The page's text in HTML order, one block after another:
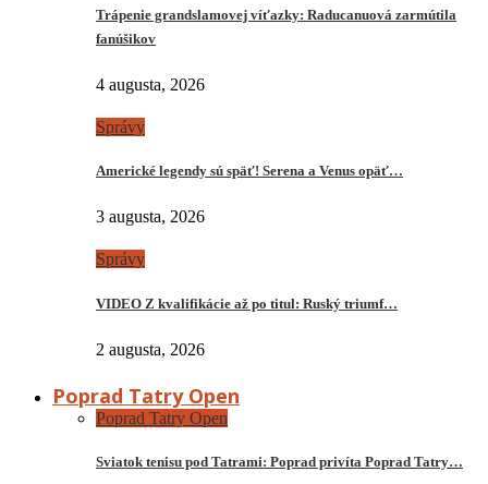
Trápenie grandslamovej víťazky: Raducanuová zarmútila
fanúšikov
4 augusta, 2026
Správy
Americké legendy sú späť! Serena a Venus opäť…
3 augusta, 2026
Správy
VIDEO Z kvalifikácie až po titul: Ruský triumf…
2 augusta, 2026
Poprad Tatry Open
Poprad Tatry Open
Sviatok tenisu pod Tatrami: Poprad privíta Poprad Tatry…